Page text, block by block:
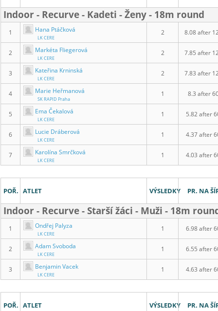
Indoor - Recurve - Kadeti - Ženy - 18m round
1 Hana Ptáčková
LK CERE
2 8.08 after
2 Markéta Fliegerová
LK CERE
2 7.85 after
3 Kateřina Krninská
LK CERE
2 7.83 after
4 Marie Heřmanová
SK RAPID Praha
1 8.3 after
5 Ema Čekalová
LK CERE
1 5.82 after
6 Lucie Dráberová
LK CERE
1 4.37 after
7 Karolína Smrčková
LK CERE
1 4.03 after
POŘ. ATLET VÝSLEDKY PR. NA
Indoor - Recurve - Starší žáci - Muži - 18m
1 Ondřej Palyza
LK CERE
1 6.98 after
2 Adam Svoboda
LK CERE
1 6.55 after
3 Benjamin Vacek
LK CERE
1 4.63 after
POŘ. ATLET VÝSLEDKY PR. NA